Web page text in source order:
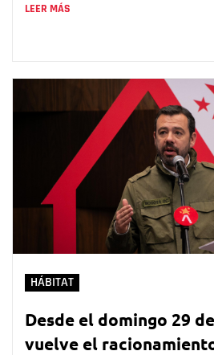
LEER MÁS
HÁBITAT
Desde el domingo 29
vuelve el